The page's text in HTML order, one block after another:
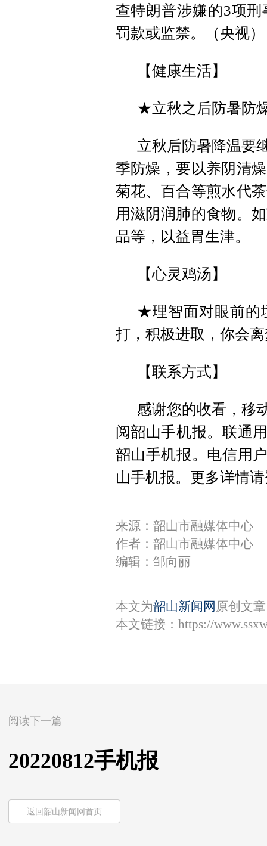
查特朗普涉嫌的3项
罚款或监禁。（央视）
【健康生活】
★立秋之后防暑防
立秋后防暑降温要
季防燥，要以养阴清
菊花、百合等煎水代
用滋阴润肺的食物。
品等，以益胃生津。
【心灵鸡汤】
★理智面对眼前的
打，积极进取，你会
【联系方式】
感谢您的收看，移
阅韶山手机报。联通
韶山手机报。电信用
山手机报。更多详情
来源：韶山市融媒体中心
作者：韶山市融媒体中心
编辑：邹向丽
本文为韶山新闻网 原创文
本文链接： https://
阅读下一篇
20220812手机报
返回韶山新闻网首页